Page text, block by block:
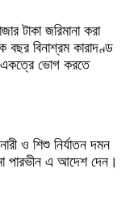
টাকা জরিমানা করা
বছর বিনাশ্রম কারাদণ্ড
ভোগ করতে
ও শিশু নির্যাতন দমন
পারভীন এ আদেশ দেন।